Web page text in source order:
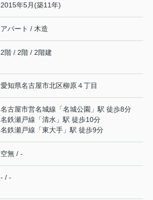
2015年5月(築11年)
アパート / 木造
2階 / 2階 / 2階建
愛知県名古屋市北区柳原４丁目
名古屋市営名城線 「名城公園 」駅 徒歩8分
名鉄瀬戸線 「清水 」駅 徒歩10分
名鉄瀬戸線 「東大手 」駅 徒歩9分
空無 / -
- / -